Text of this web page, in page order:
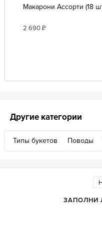
Макарони Ассорти (18
2 690₽
Другие категории
Типы букетов Поводы
ЗАПОЛНИ